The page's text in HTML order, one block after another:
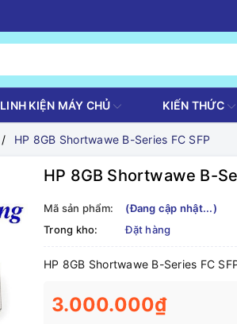
LINH KIỆN MÁY CHỦ KIẾN THỨC
HP 8GB Shortwawe B-Series FC SFP
HP 8GB Shortwawe B-
Mã sản phẩm:
(Đang cập nhật...)
Trong kho:
Đặt hàng
HP 8GB Shortwawe B-Series FC
3.000.000₫